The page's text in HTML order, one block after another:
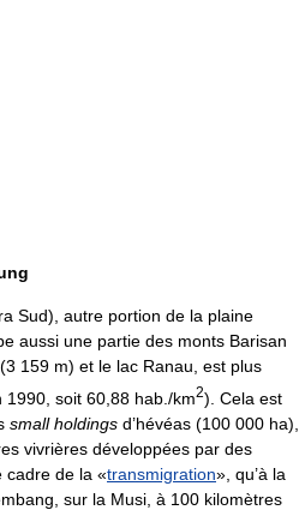
Sud), autre portion de la plaine
aussi une partie des monts Barisan
159 m) et le lac Ranau, est plus
soit 60,88 hab./km2). Cela est
small holdings d’hévéas (100 000 ha),
vivrières développées par des
cadre de la «transmigration», qu’à la
sur la Musi, à 100 kilomètres